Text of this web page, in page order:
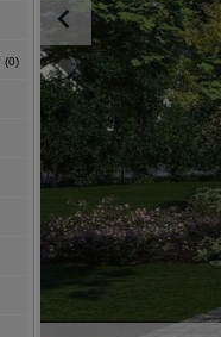
(0)